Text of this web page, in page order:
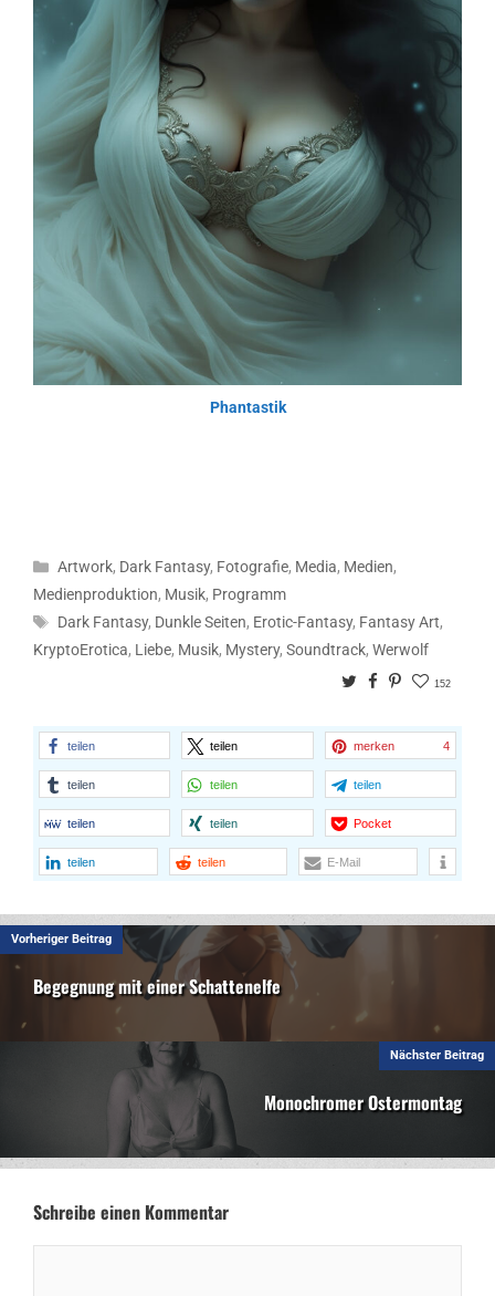
Phantastik
Kategorien
Artwork, Dark Fantasy, Fotografie, Media, Medien,
Medienproduktion, Musik, Programm
Schlagwörter
Dark Fantasy, Dunkle Seiten, Erotic-Fantasy, Fantasy Art,
KryptoErotica, Liebe, Musik, Mystery, Soundtrack, Werwolf
TwitterFacebook
Pinterest
152
teilen teilen merken 4
teilen teilen teilen
teilen teilen Pocket
teilen teilen E-Mail
Vorheriger Beitrag
Begegnung mit einer Schattenelfe
Nächster Beitrag
Monochromer Ostermontag
Schreibe einen Kommentar